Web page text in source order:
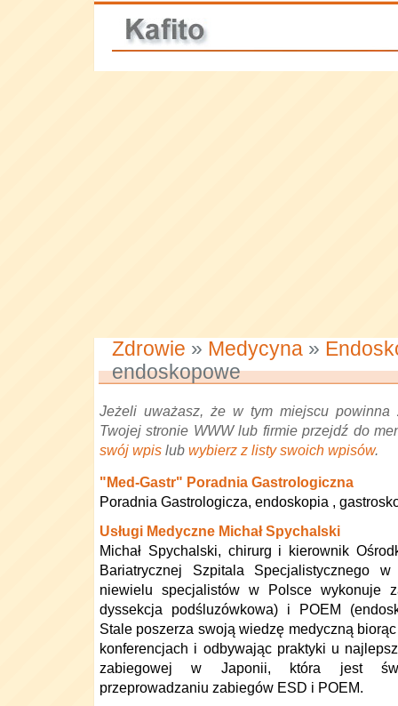
Zdrowie » Medycyna »
endoskopowe
Jeżeli uważasz, że w tym miejscu powinna
Twojej stronie WWW lub firmie przejdź do
swój wpis lub wybierz z listy swoich wpisów.
"Med-Gastr" Poradnia Gastrologiczna
Poradnia Gastrologicza, endoskopia ,
Usługi Medyczne Michał Spychalski
Michał Spychalski, chirurg i kierownik
Bariatrycznej Szpitala Specjalistycznego
niewielu specjalistów w Polsce wykonuje
dyssekcja podśluzówkowa) i POEM
Stale poszerza swoją wiedzę medyczną
konferencjach i odbywając praktyki u
zabiegowej w Japonii, która jest
przeprowadzaniu zabiegów ESD i POEM.